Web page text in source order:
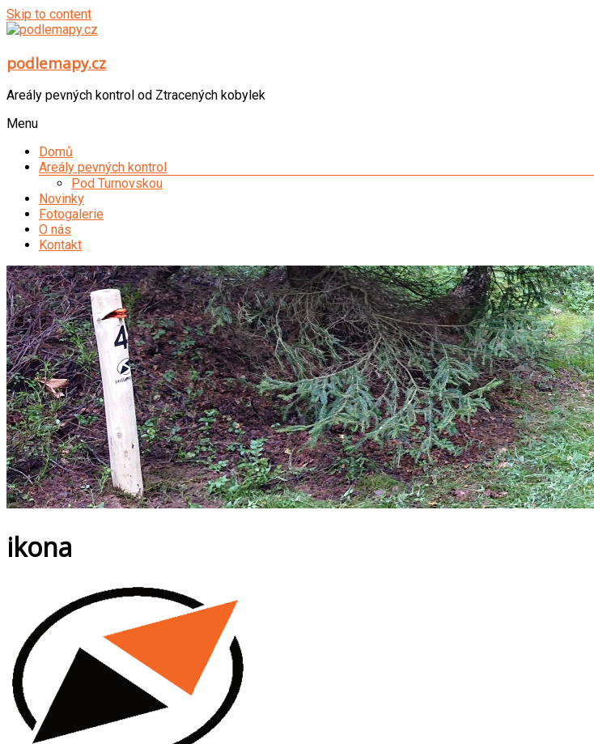
Skip to content
podlemapy.cz
Areály pevných kontrol od Ztracených kobylek
Menu
Domů
Areály pevných kontrol
Pod Turnovskou
Novinky
Fotogalerie
O nás
Kontakt
ikona